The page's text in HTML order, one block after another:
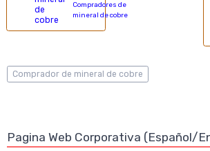
Compradores de
mineral de cobre
Comprador de mineral de cobre
Pagina Web Corporativa (Español/